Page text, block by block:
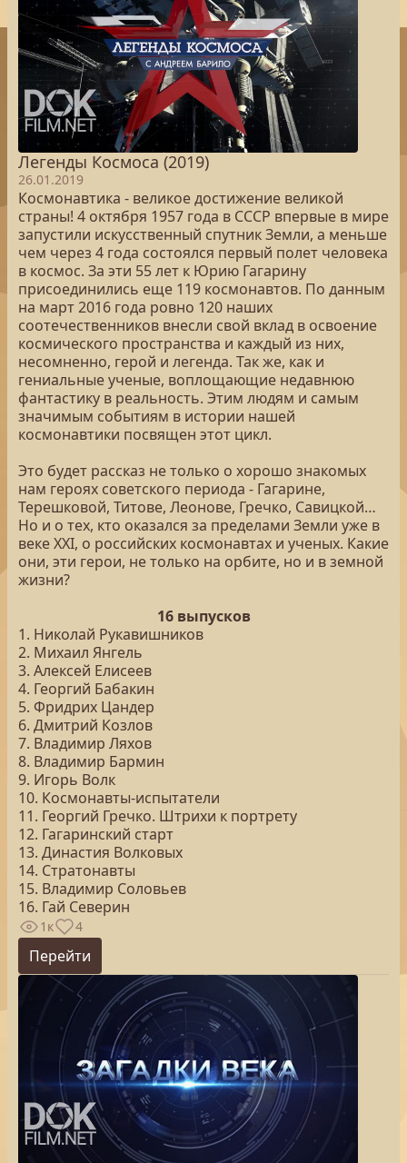
Легенды Космоса (2019)
26.01.2019
Космонавтика - великое достижение великой
страны! 4 октября 1957 года в СССР впервые в мире
запустили искусственный спутник Земли, а меньше
чем через 4 года состоялся первый полет человека
в космос. За эти 55 лет к Юрию Гагарину
присоединились еще 119 космонавтов. По данным
на март 2016 года ровно 120 наших
соотечественников внесли свой вклад в освоение
космического пространства и каждый из них,
несомненно, герой и легенда. Так же, как и
гениальные ученые, воплощающие недавнюю
фантастику в реальность. Этим людям и самым
значимым событиям в истории нашей
космонавтики посвящен этот цикл.
Это будет рассказ не только о хорошо знакомых
нам героях советского периода - Гагарине,
Терешковой, Титове, Леонове, Гречко, Савицкой…
Но и о тех, кто оказался за пределами Земли уже в
веке XXI, о российских космонавтах и ученых. Какие
они, эти герои, не только на орбите, но и в земной
жизни?
16 выпусков
1. Николай Рукавишников
2. Михаил Янгель
3. Алексей Елисеев
4. Георгий Бабакин
5. Фридрих Цандер
6. Дмитрий Козлов
7. Владимир Ляхов
8. Владимир Бармин
9. Игорь Волк
10. Космонавты-испытатели
11. Георгий Гречко. Штрихи к портрету
12. Гагаринский старт
13. Династия Волковых
14. Стратонавты
15. Владимир Соловьев
16. Гай Северин
1к 4
Перейти